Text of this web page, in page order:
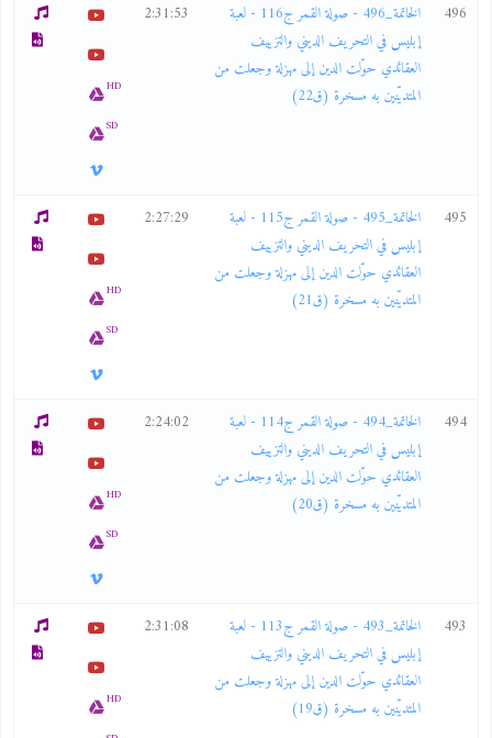
496
الخاتمة_496 - صولة القمر ج116 - لعبة
إبليس في التحريف الديني والتزييف
العقائدي حوّلت الدين إلى مهزلة وجعلت من
المتديّنين به مسخرة (ق22)
2:31:53
HD
SD
495
الخاتمة_495 - صولة القمر ج115 - لعبة
إبليس في التحريف الديني والتزييف
العقائدي حوّلت الدين إلى مهزلة وجعلت من
المتديّنين به مسخرة (ق21)
2:27:29
HD
SD
494
الخاتمة_494 - صولة القمر ج114 - لعبة
إبليس في التحريف الديني والتزييف
العقائدي حوّلت الدين إلى مهزلة وجعلت من
المتديّنين به مسخرة (ق20)
2:24:02
HD
SD
493
الخاتمة_493 - صولة القمر ج113 - لعبة
إبليس في التحريف الديني والتزييف
العقائدي حوّلت الدين إلى مهزلة وجعلت من
المتديّنين به مسخرة (ق19)
2:31:08
HD